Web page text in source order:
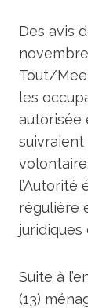
Des avis
Tout/
les
autorisée
suivraient
régulière
juridiques
Suite à
(13)